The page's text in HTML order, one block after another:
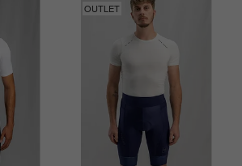
OUTLET